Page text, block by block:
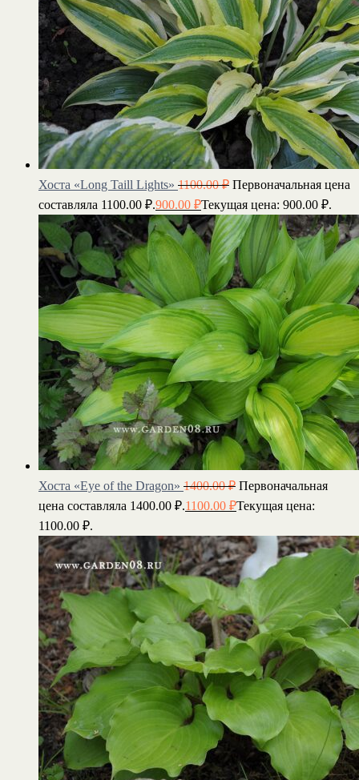
Хоста «Long Taill Lights» 1100.00₽ Первоначальная цена
составляла 1100.00 ₽.900.00 ₽Текущая цена: 900.00 ₽.
Хоста «Eye of the Dragon» 1400.00₽ Первоначальная
цена составляла 1400.00 ₽.1100.00 ₽Текущая цена:
1100.00 ₽.